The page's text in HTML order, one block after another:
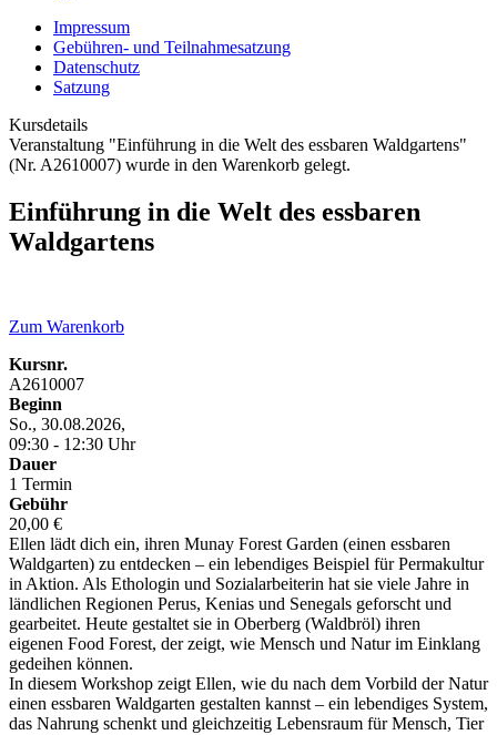
Impressum
Gebühren- und Teilnahmesatzung
Datenschutz
Satzung
Kursdetails
Veranstaltung "Einführung in die Welt des essbaren Waldgartens"
(Nr. A2610007) wurde in den Warenkorb gelegt.
Einführung in die Welt des essbaren
Waldgartens
Zum Warenkorb
Kursnr.
A2610007
Beginn
So., 30.08.2026,
09:30 - 12:30 Uhr
Dauer
1 Termin
Gebühr
20,00 €
Ellen lädt dich ein, ihren Munay Forest Garden (einen essbaren
Waldgarten) zu entdecken – ein lebendiges Beispiel für Permakultur
in Aktion. Als Ethologin und Sozialarbeiterin hat sie viele Jahre in
ländlichen Regionen Perus, Kenias und Senegals geforscht und
gearbeitet. Heute gestaltet sie in Oberberg (Waldbröl) ihren
eigenen Food Forest, der zeigt, wie Mensch und Natur im Einklang
gedeihen können.
In diesem Workshop zeigt Ellen, wie du nach dem Vorbild der Natur
einen essbaren Waldgarten gestalten kannst – ein lebendiges System,
das Nahrung schenkt und gleichzeitig Lebensraum für Mensch, Tier